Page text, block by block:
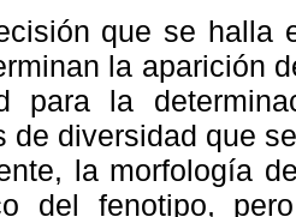
que se halla
la aparición
para la
de diversidad que
la morfología
del fenotipo,